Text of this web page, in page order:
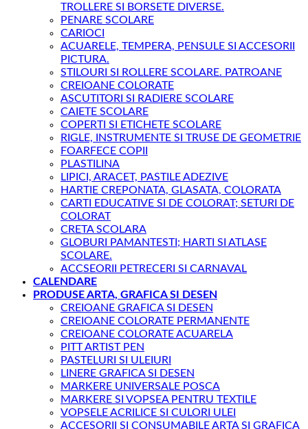
TROLLERE SI BORSETE DIVERSE.
PENARE SCOLARE
CARIOCI
ACUARELE, TEMPERA, PENSULE SI ACCESORII
PICTURA.
STILOURI SI ROLLERE SCOLARE. PATROANE
CREIOANE COLORATE
ASCUTITORI SI RADIERE SCOLARE
CAIETE SCOLARE
COPERTI SI ETICHETE SCOLARE
RIGLE, INSTRUMENTE SI TRUSE DE GEOMETRIE
FOARFECE COPII
PLASTILINA
LIPICI, ARACET, PASTILE ADEZIVE
HARTIE CREPONATA, GLASATA, COLORATA
CARTI EDUCATIVE SI DE COLORAT; SETURI DE
COLORAT
CRETA SCOLARA
GLOBURI PAMANTESTI; HARTI SI ATLASE
SCOLARE.
ACCSEORII PETRECERI SI CARNAVAL
CALENDARE
PRODUSE ARTA, GRAFICA SI DESEN
CREIOANE GRAFICA SI DESEN
CREIOANE COLORATE PERMANENTE
CREIOANE COLORATE ACUARELA
PITT ARTIST PEN
PASTELURI SI ULEIURI
LINERE GRAFICA SI DESEN
MARKERE UNIVERSALE POSCA
MARKERE SI VOPSEA PENTRU TEXTILE
VOPSELE ACRILICE SI CULORI ULEI
ACCESORII SI CONSUMABILE ARTA SI GRAFICA